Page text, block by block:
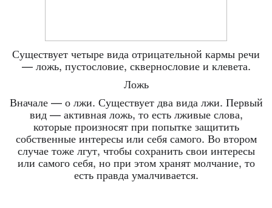
Существует четыре вида отрицательной кармы речи
— ложь, пустословие, сквернословие и клевета.
Ложь
Вначале — о лжи. Существует два вида лжи. Первый
вид — активная ложь, то есть лживые слова,
которые произносят при попытке защитить
собственные интересы или себя самого. Во втором
случае тоже лгут, чтобы сохранить свои интересы
или самого себя, но при этом хранят молчание, то
есть правда умалчивается.